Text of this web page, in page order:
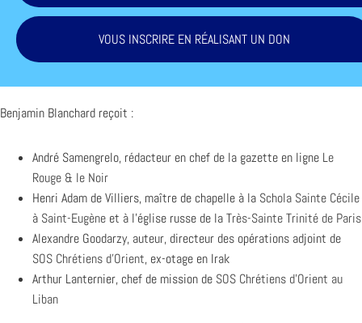
VOUS INSCRIRE EN RÉALISANT UN DON
Benjamin Blanchard reçoit :
André Samengrelo, rédacteur en chef de la gazette en ligne Le
Rouge & le Noir
Henri Adam de Villiers, maître de chapelle à la Schola Sainte Cécile
à Saint-Eugène et à l’église russe de laTrès-Sainte Trinité de Paris
Alexandre Goodarzy, auteur, directeur des opérations adjoint de
SOS Chrétiens d’Orient, ex-otage en Irak
Arthur Lanternier, chef de mission de SOS Chrétiens d’Orient au
Liban